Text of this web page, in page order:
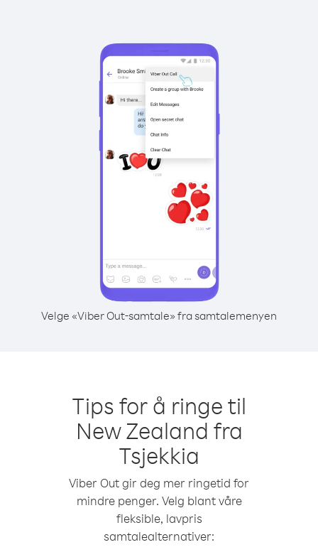
Velge «Viber Out-samtale» fra samtalemenyen
Tips for å ringe til
New Zealand fra
Tsjekkia
Viber Out gir deg mer ringetid for
mindre penger. Velg blant våre
fleksible, lavpris
samtalealternativer: